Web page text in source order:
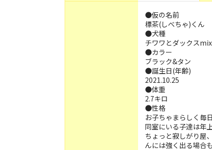
●仮の名前
標茶(しべちゃ)くん
●犬種
チワワとダックスmix
●カラー
ブラック&タン
●誕生日(年齢)
2021.10.25
●体重
2.7キロ
●性格
お子ちゃまらしく毎
同室にいる子達は年
ちょっと寂しがり屋
んには強く出る場合